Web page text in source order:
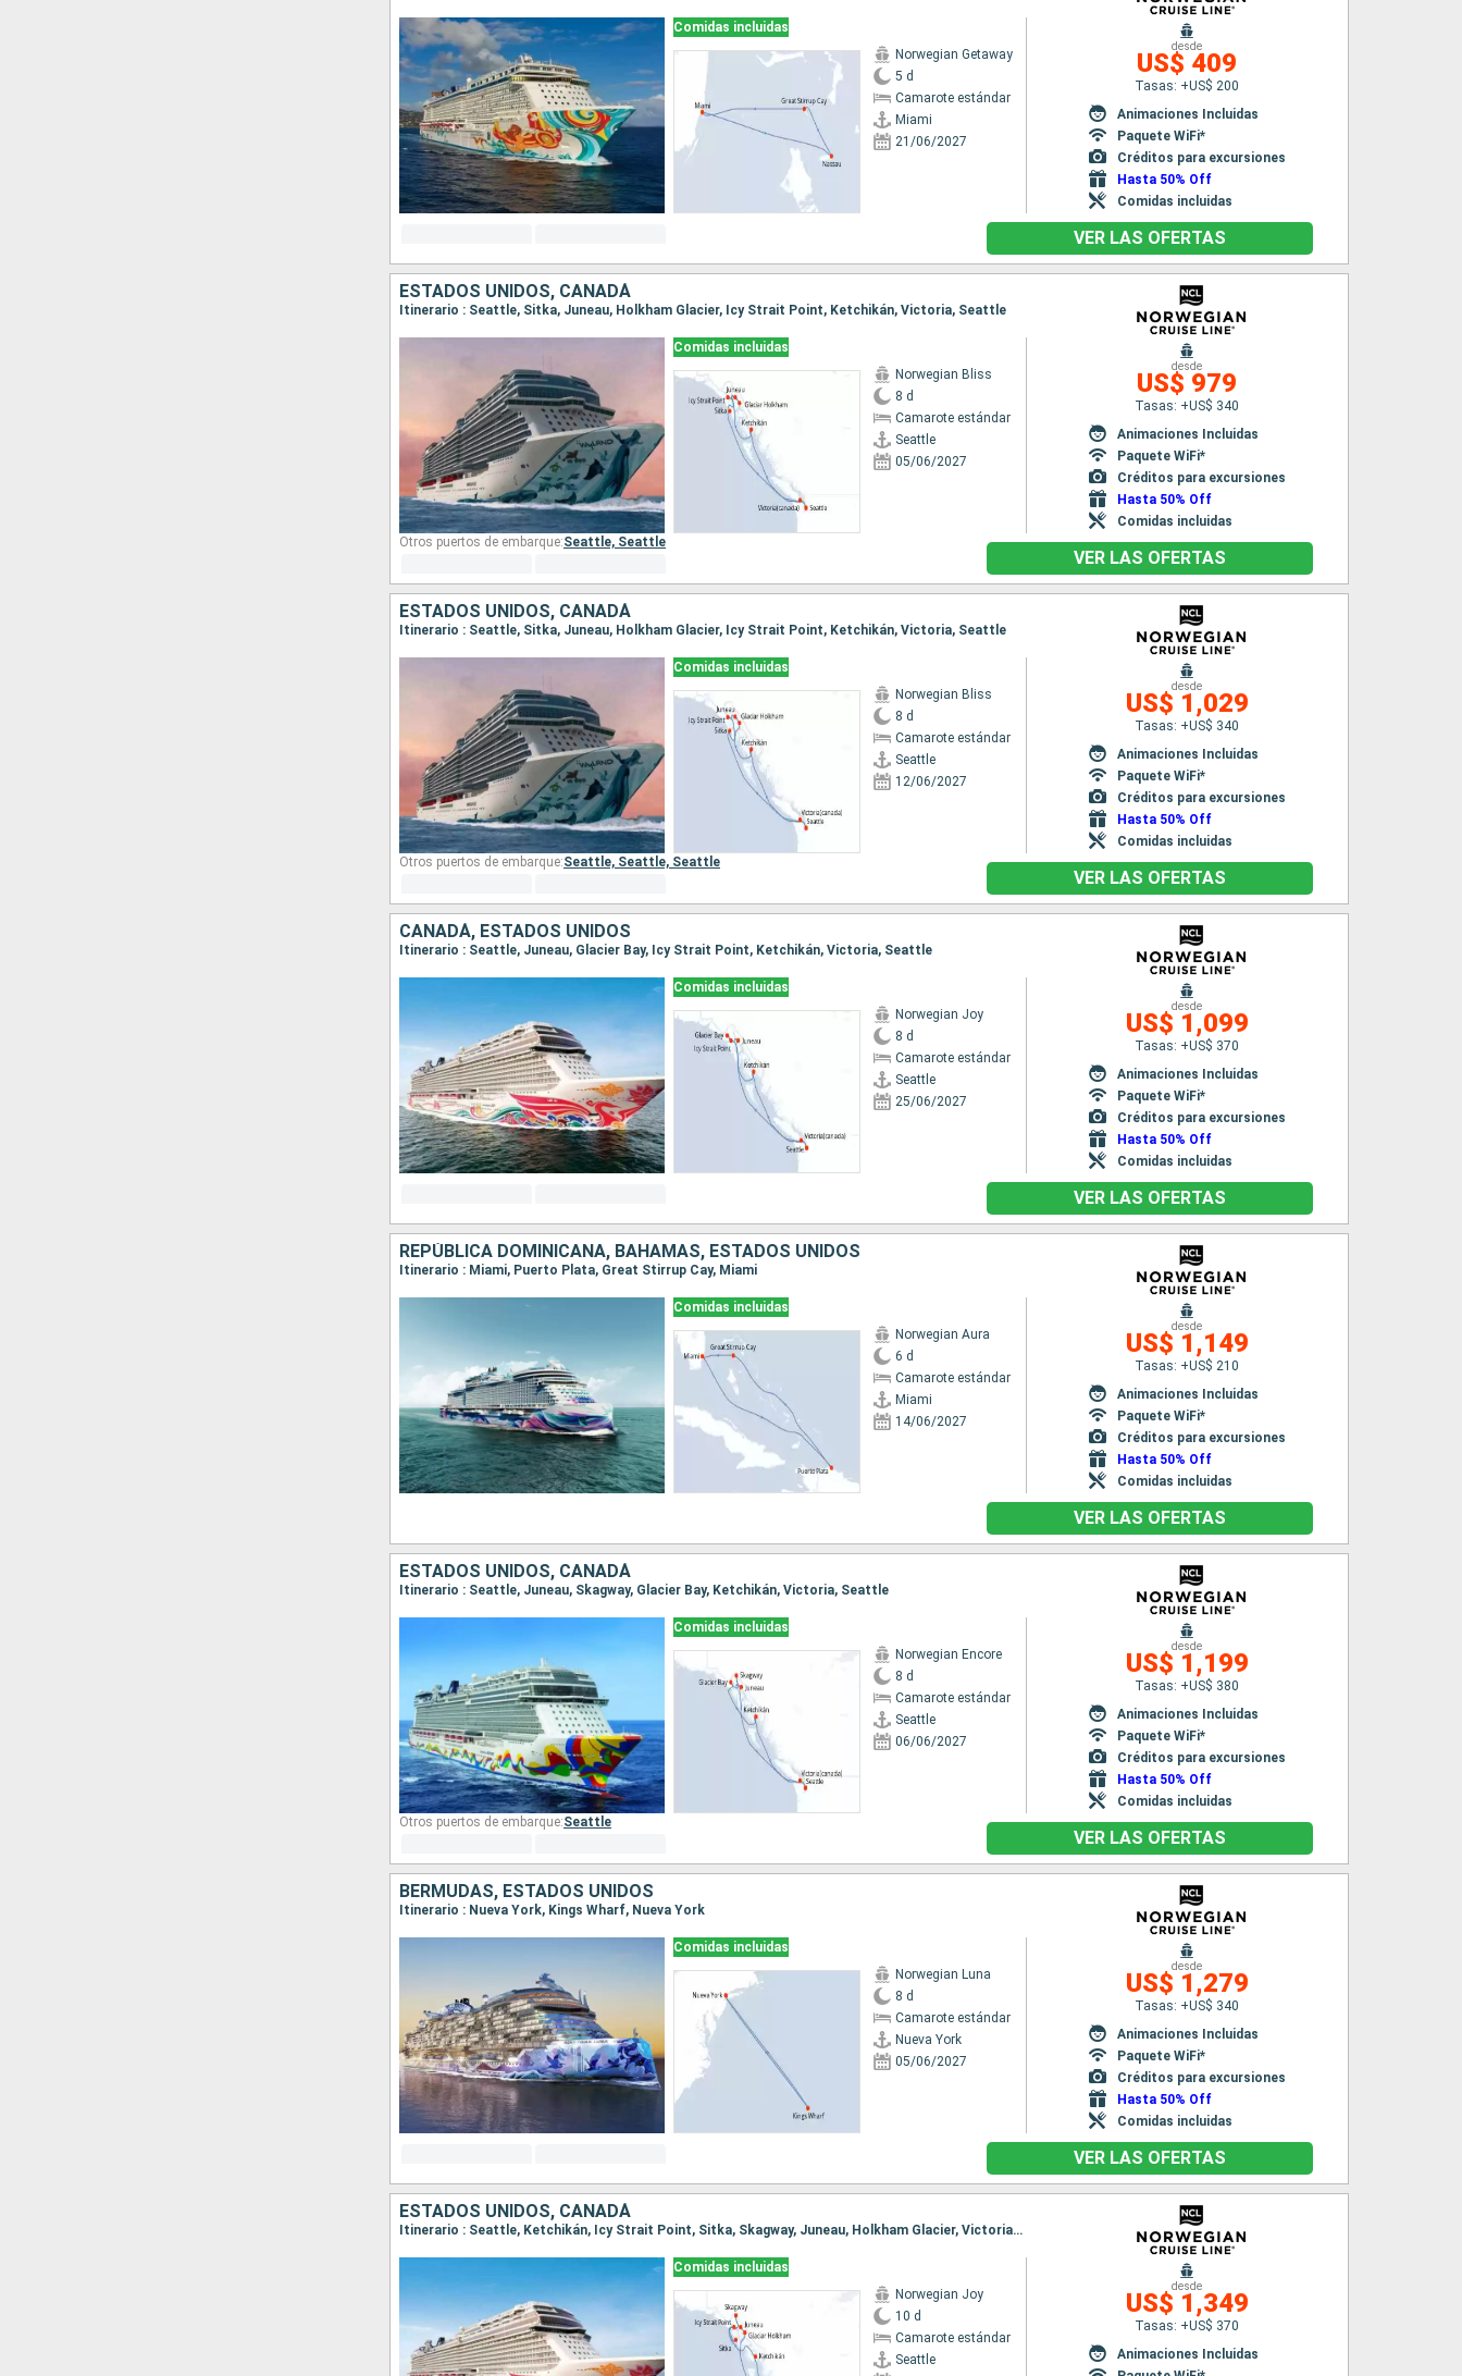
Comidas incluidas
Norwegian Getaway
5 d
Camarote estándar
Miami
21/06/2027
desde
US$ 409
Tasas: +US$ 200
Animaciones Incluidas
Paquete WiFi*
Créditos para excursiones
Hasta 50% Off
Comidas incluidas
VER LAS OFERTAS
ESTADOS UNIDOS, CANADÁ
Itinerario : Seattle, Sitka, Juneau, Holkham Glacier, Icy Strait Point, Ketchikán, Victoria, Seattle
Comidas incluidas
Norwegian Bliss
8 d
Camarote estándar
Seattle
05/06/2027
desde
US$ 979
Tasas: +US$ 340
Animaciones Incluidas
Paquete WiFi*
Créditos para excursiones
Hasta 50% Off
Comidas incluidas
Otros puertos de embarque:Seattle, Seattle
VER LAS OFERTAS
ESTADOS UNIDOS, CANADÁ
Itinerario : Seattle, Sitka, Juneau, Holkham Glacier, Icy Strait Point, Ketchikán, Victoria, Seattle
Comidas incluidas
Norwegian Bliss
8 d
Camarote estándar
Seattle
12/06/2027
desde
US$ 1,029
Tasas: +US$ 340
Animaciones Incluidas
Paquete WiFi*
Créditos para excursiones
Hasta 50% Off
Comidas incluidas
Otros puertos de embarque:Seattle, Seattle, Seattle
VER LAS OFERTAS
CANADÁ, ESTADOS UNIDOS
Itinerario : Seattle, Juneau, Glacier Bay, Icy Strait Point, Ketchikán, Victoria, Seattle
Comidas incluidas
Norwegian Joy
8 d
Camarote estándar
Seattle
25/06/2027
desde
US$ 1,099
Tasas: +US$ 370
Animaciones Incluidas
Paquete WiFi*
Créditos para excursiones
Hasta 50% Off
Comidas incluidas
VER LAS OFERTAS
REPÚBLICA DOMINICANA, BAHAMAS, ESTADOS UNIDOS
Itinerario : Miami, Puerto Plata, Great Stirrup Cay, Miami
Comidas incluidas
Norwegian Aura
6 d
Camarote estándar
Miami
14/06/2027
desde
US$ 1,149
Tasas: +US$ 210
Animaciones Incluidas
Paquete WiFi*
Créditos para excursiones
Hasta 50% Off
Comidas incluidas
VER LAS OFERTAS
ESTADOS UNIDOS, CANADÁ
Itinerario : Seattle, Juneau, Skagway, Glacier Bay, Ketchikán, Victoria, Seattle
Comidas incluidas
Norwegian Encore
8 d
Camarote estándar
Seattle
06/06/2027
desde
US$ 1,199
Tasas: +US$ 380
Animaciones Incluidas
Paquete WiFi*
Créditos para excursiones
Hasta 50% Off
Comidas incluidas
Otros puertos de embarque:Seattle
VER LAS OFERTAS
BERMUDAS, ESTADOS UNIDOS
Itinerario : Nueva York, Kings Wharf, Nueva York
Comidas incluidas
Norwegian Luna
8 d
Camarote estándar
Nueva York
05/06/2027
desde
US$ 1,279
Tasas: +US$ 340
Animaciones Incluidas
Paquete WiFi*
Créditos para excursiones
Hasta 50% Off
Comidas incluidas
VER LAS OFERTAS
ESTADOS UNIDOS, CANADÁ
Itinerario : Seattle, Ketchikán, Icy Strait Point, Sitka, Skagway, Juneau, Holkham Glacier, Victoria, Seattle
Comidas incluidas
Norwegian Joy
10 d
Camarote estándar
Seattle
desde
US$ 1,349
Tasas: +US$ 370
Animaciones Incluidas